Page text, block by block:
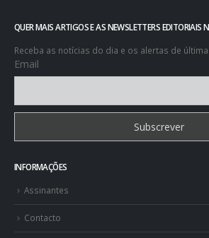
QUER MAIS ARTIGOS E AS NEWSLETTERS EDITORIAIS
Receba as notícias do dia e os alertas de
Email
INFORMAÇÕES
Assinantes
Contacto